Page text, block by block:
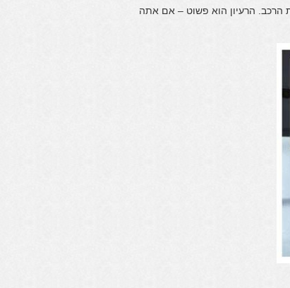
הרכב. הרעיון הוא פשוט – אם אתה